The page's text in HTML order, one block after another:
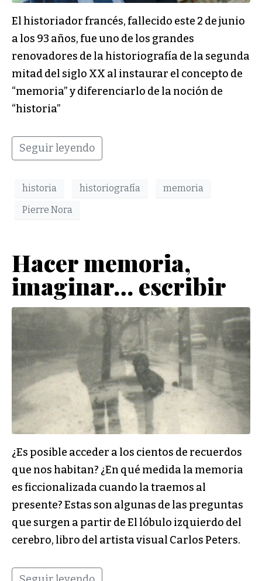
El historiador francés, fallecido este 2 de junio
a los 93 años, fue uno de los grandes
renovadores de la historiografía de la segunda
mitad del siglo XX al instaurar el concepto de
“memoria” y diferenciarlo de la noción de
“historia”
Seguir leyendo
historia historiografía
memoria
Pierre Nora
Hacer memoria,
imaginar… escribir
¿Es posible acceder a los cientos de recuerdos
que nos habitan? ¿En qué medida la memoria
es ficcionalizada cuando la traemos al
presente? Estas son algunas de las preguntas
que surgen a partir de El lóbulo izquierdo del
cerebro, libro del artista visual Carlos Peters.